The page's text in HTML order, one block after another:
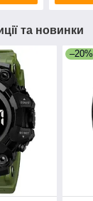
та новинки
–20%